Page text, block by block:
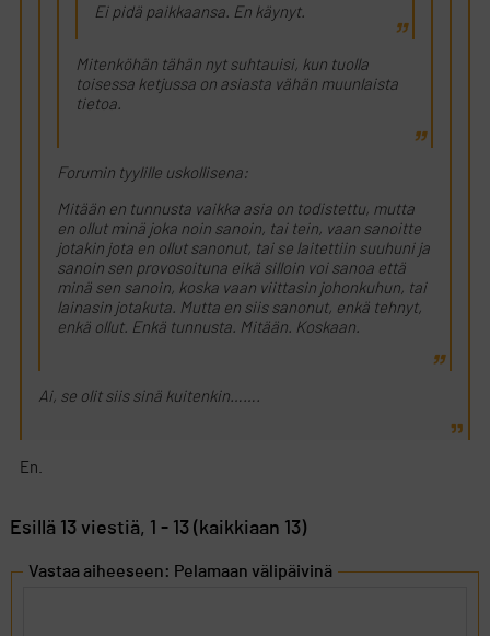
Ei pidä paikkaansa. En käynyt.
Mitenköhän tähän nyt suhtauisi, kun tuolla
toisessa ketjussa on asiasta vähän muunlaista
tietoa.
Forumin tyylille uskollisena:
Mitään en tunnusta vaikka asia on todistettu, mutta
en ollut minä joka noin sanoin, tai tein, vaan sanoitte
jotakin jota en ollut sanonut, tai se laitettiin suuhuni ja
sanoin sen provosoituna eikä silloin voi sanoa että
minä sen sanoin, koska vaan viittasin johonkuhun, tai
lainasin jotakuta. Mutta en siis sanonut, enkä tehnyt,
enkä ollut. Enkä tunnusta. Mitään. Koskaan.
Ai, se olit siis sinä kuitenkin…….
En.
Esillä 13 viestiä, 1 - 13 (kaikkiaan 13)
Vastaa aiheeseen: Pelamaan välipäivinä